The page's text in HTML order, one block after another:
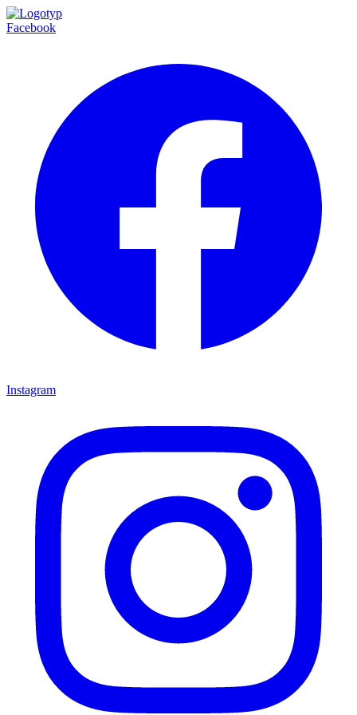
Facebook
Instagram